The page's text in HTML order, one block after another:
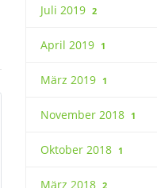
Juli 2019 2
April 2019 1
März 2019 1
November 2018 1
Oktober 2018 1
März 2018 2